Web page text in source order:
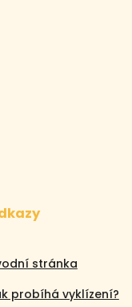
stránka
probíhá vyklízení?